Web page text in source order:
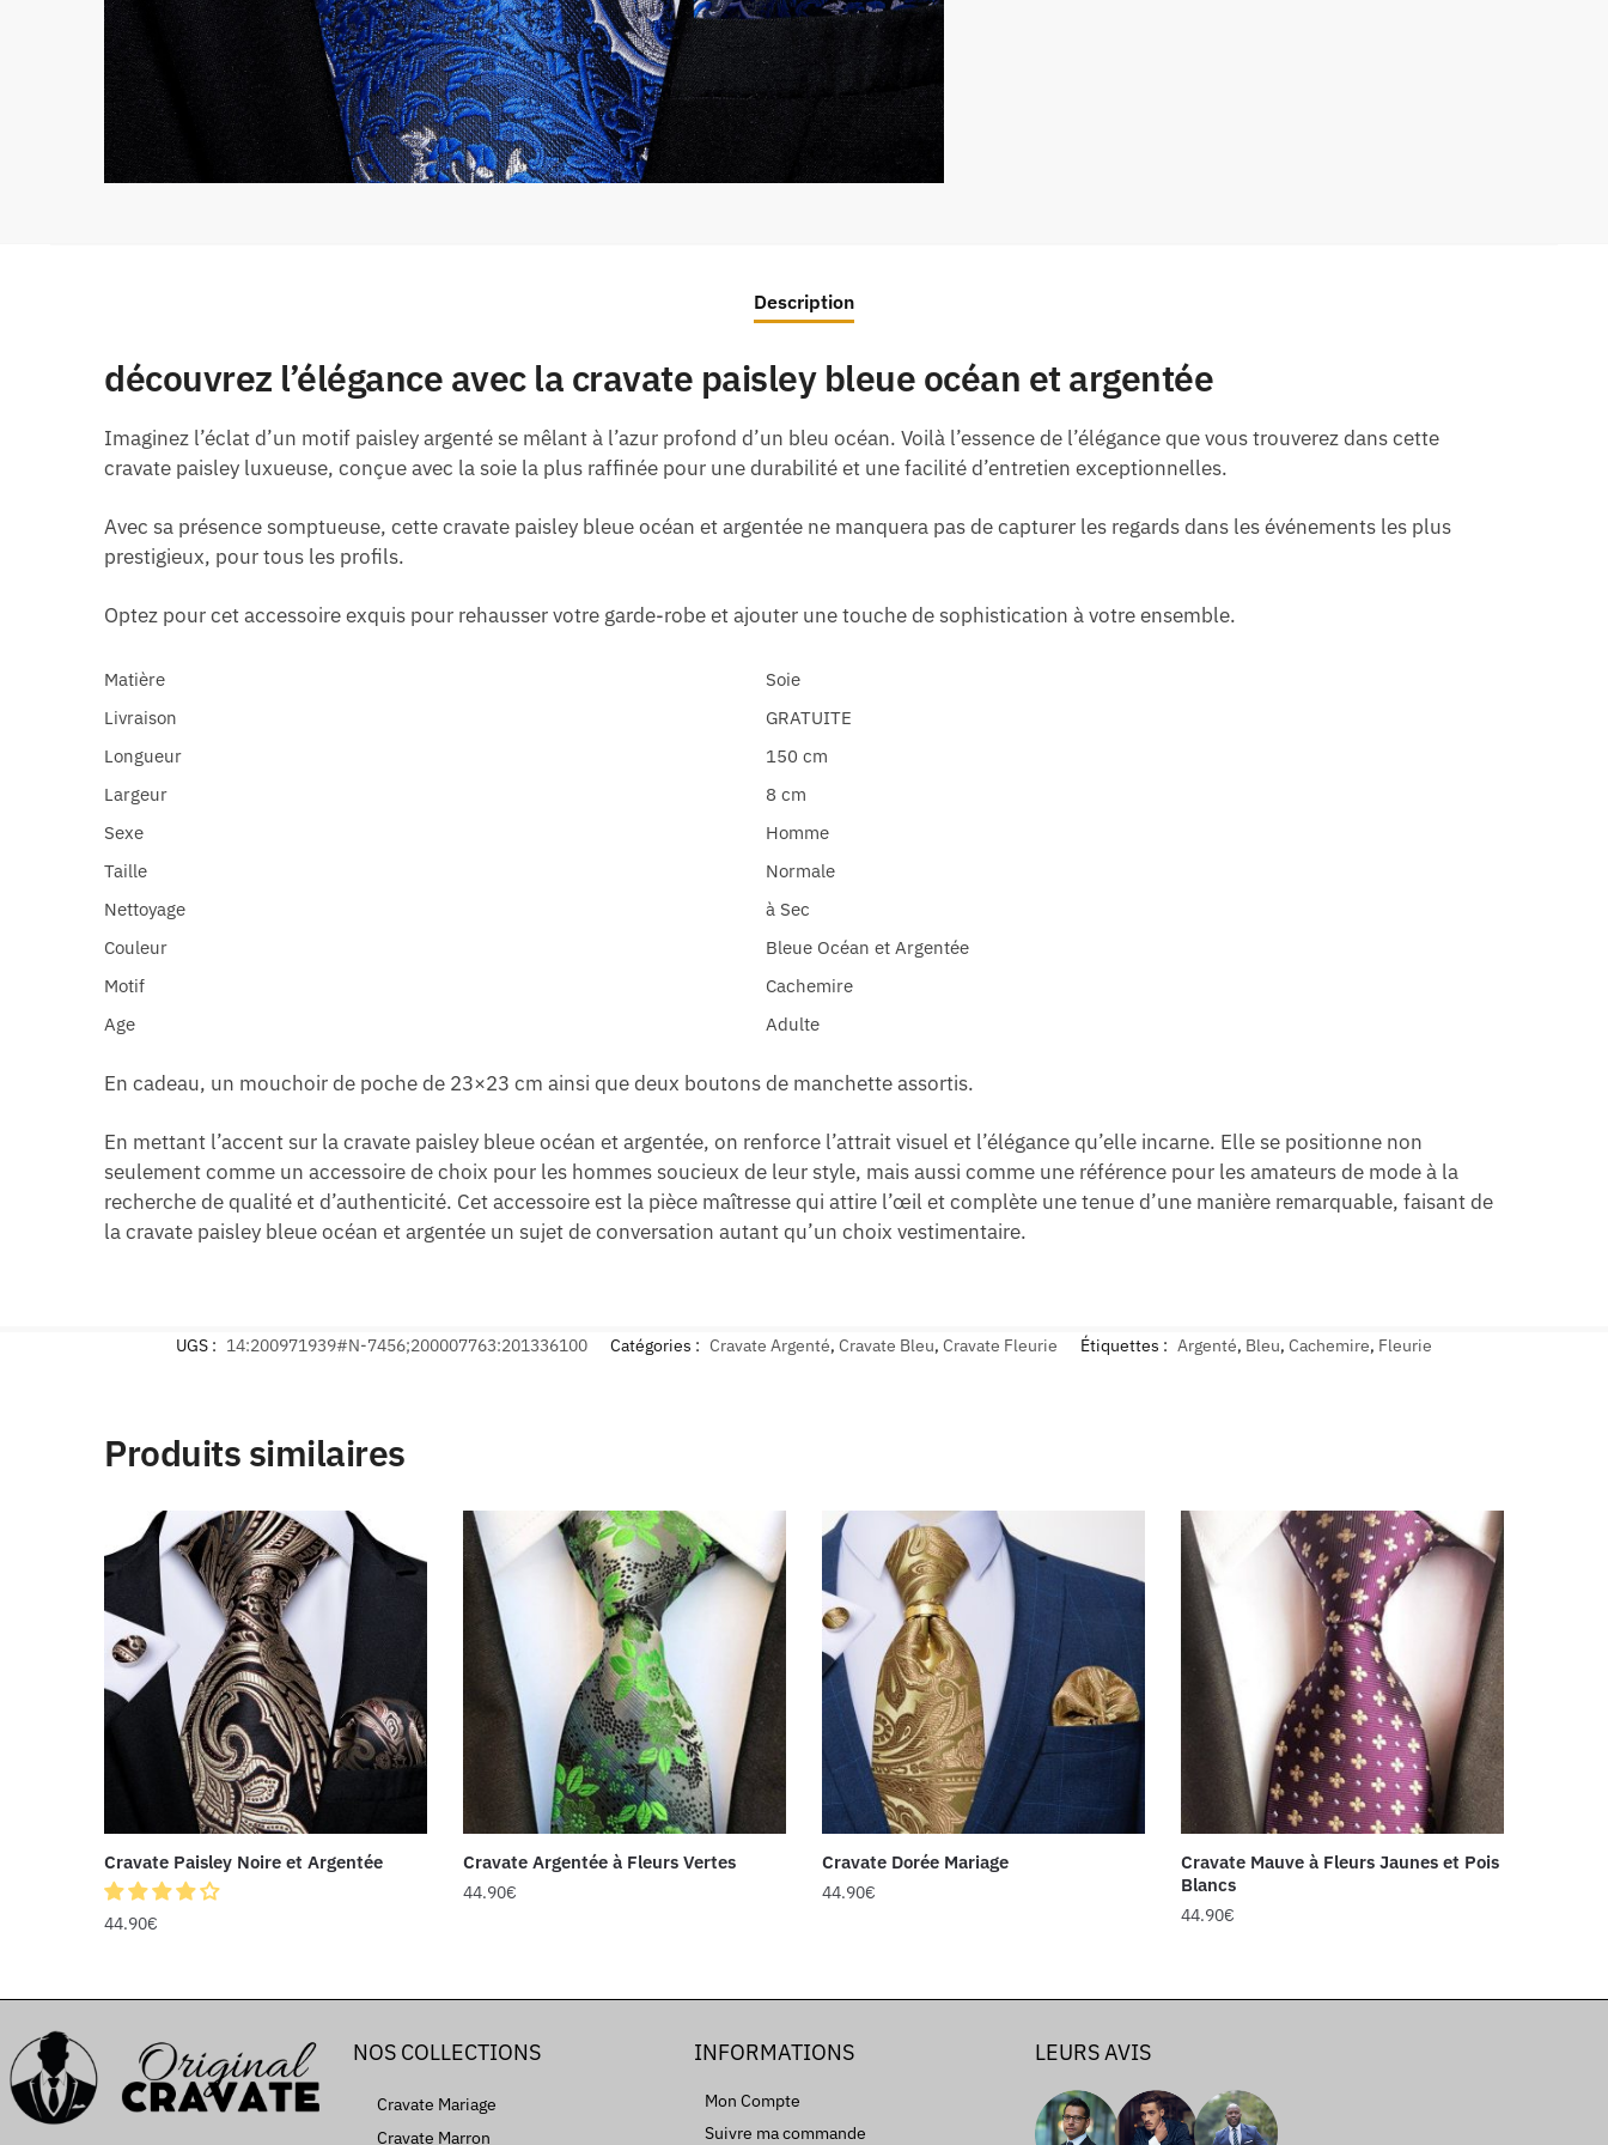
Description
découvrez l’élégance avec la cravate paisley bleue océan et argentée
Imaginez l’éclat d’un motif paisley argenté se mêlant à l’azur profond d’un bleu océan. Voilà l’essence de l’élégance que vous trouverez dans cette
cravate paisley luxueuse, conçue avec la soie la plus raffinée pour une durabilité et une facilité d’entretien exceptionnelles.
Avec sa présence somptueuse, cette cravate paisley bleue océan et argentée ne manquera pas de capturer les regards dans les événements les plus
prestigieux, pour tous les profils.
Optez pour cet accessoire exquis pour rehausser votre garde-robe et ajouter une touche de sophistication à votre ensemble.
Matière
Soie
Livraison
GRATUITE
Longueur
150 cm
Largeur
8 cm
Sexe
Homme
Taille
Normale
Nettoyage
à Sec
Couleur
Bleue Océan et Argentée
Motif
Cachemire
Age
Adulte
En cadeau, un mouchoir de poche de 23×23 cm ainsi que deux boutons de manchette assortis.
En mettant l’accent sur la cravate paisley bleue océan et argentée, on renforce l’attrait visuel et l’élégance qu’elle incarne. Elle se positionne non
seulement comme un accessoire de choix pour les hommes soucieux de leur style, mais aussi comme une référence pour les amateurs de mode à la
recherche de qualité et d’authenticité. Cet accessoire est la pièce maîtresse qui attire l’œil et complète une tenue d’une manière remarquable, faisant de
la cravate paisley bleue océan et argentée un sujet de conversation autant qu’un choix vestimentaire.
UGS : 14:200971939#N-7456;200007763:201336100 Catégories : Cravate Argenté, Cravate Bleu, Cravate Fleurie Étiquettes : Argenté, Bleu, Cachemire, Fleurie
Produits similaires
Cravate Paisley Noire et Argentée
44.90€
Cravate Argentée à Fleurs Vertes
44.90€
Cravate Dorée Mariage
44.90€
Cravate Mauve à Fleurs Jaunes et Pois
Blancs
44.90€
NOS COLLECTIONS
Cravate Mariage
Cravate Marron
INFORMATIONS
Mon Compte
Suivre ma commande
LEURS AVIS